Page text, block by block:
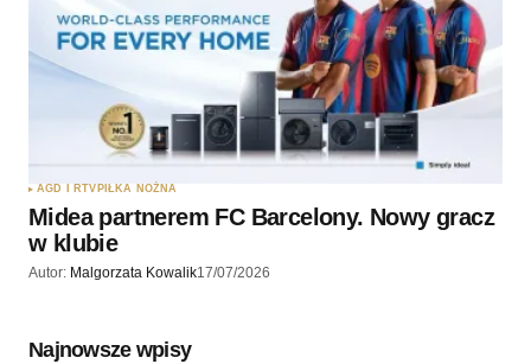
AGD I RTV PIŁKA NOŻNA
Midea partnerem FC Barcelony. Nowy gracz
w klubie
Autor: Malgorzata Kowalik17/07/2026
Najnowsze wpisy